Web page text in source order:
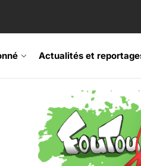
Actualités et
Fripon – vernissage
Festival – Samedi 18